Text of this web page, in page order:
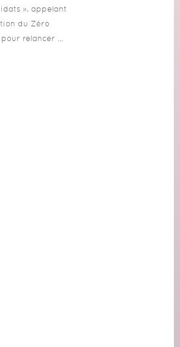
», appelant
du Zéro
relancer ...